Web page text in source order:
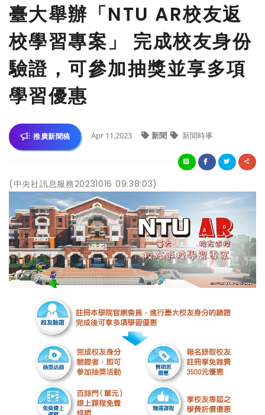
臺大舉辦「NTU AR校友返
校學習專案」 完成校友身份
驗證，可參加抽獎並享多項
學習優惠
推廣新聞稿 Apr 11,2023 新聞 新聞時事
(中央社訊息服務20231016 09:38:03)